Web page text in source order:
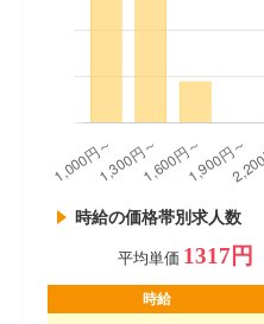
時給の価格帯別求人数
平均単価 1317円
時給